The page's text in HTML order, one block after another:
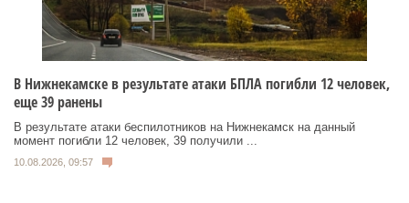
В Нижнекамске в результате атаки БПЛА погибли 12 человек,
еще 39 ранены
В результате атаки беспилотников на Нижнекамск на данный
момент погибли 12 человек, 39 получили ...
10.08.2026, 09:57